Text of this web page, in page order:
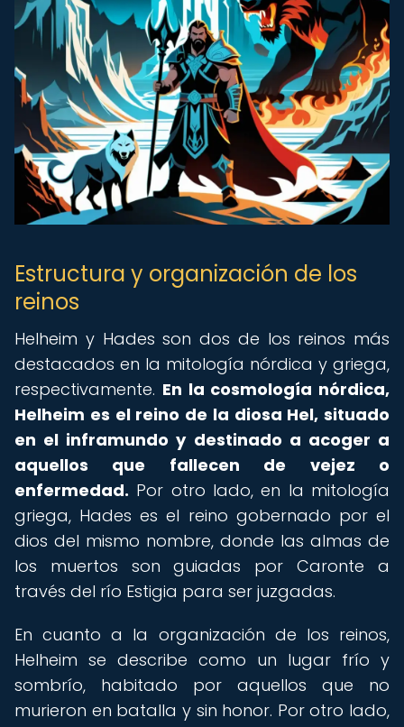
Estructura y organización de los
reinos
Helheim y Hades son dos de los reinos más
destacados en la mitología nórdica y griega,
respectivamente. En la cosmología nórdica,
Helheim es el reino de la diosa Hel, situado
en el inframundo y destinado a acoger a
aquellos que fallecen de vejez o
enfermedad. Por otro lado, en la mitología
griega, Hades es el reino gobernado por el
dios del mismo nombre, donde las almas de
los muertos son guiadas por Caronte a
través del río Estigia para ser juzgadas.
En cuanto a la organización de los reinos,
Helheim se describe como un lugar frío y
sombrío, habitado por aquellos que no
murieron en batalla y sin honor. Por otro lado,